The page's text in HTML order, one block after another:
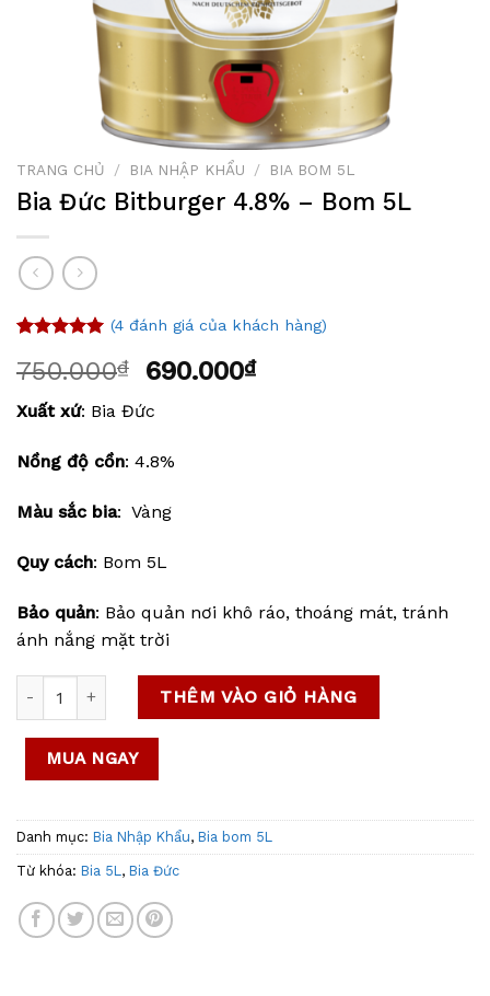
TRANG CHỦ / BIA NHẬP KHẨU / BIA BOM 5L
Bia Đức Bitburger 4.8% – Bom 5L
dựa trên
(4đánh giá của khách hàng)
750.000₫ 690.000₫
Xuất xứ: Bia Đức
Nồng độ cồn: 4.8%
Màu sắc bia: Vàng
Quy cách: Bom 5L
Bảo quản: Bảo quản nơi khô ráo, thoáng mát, tránh
ánh nắng mặt trời
Bia Đức Bitburger 4.8% – Bom 5L số lượng
THÊM VÀO GIỎ HÀNG
MUA NGAY
Danh mục: Bia Nhập Khẩu, Bia bom 5L
Từ khóa: Bia 5L , Bia Đức